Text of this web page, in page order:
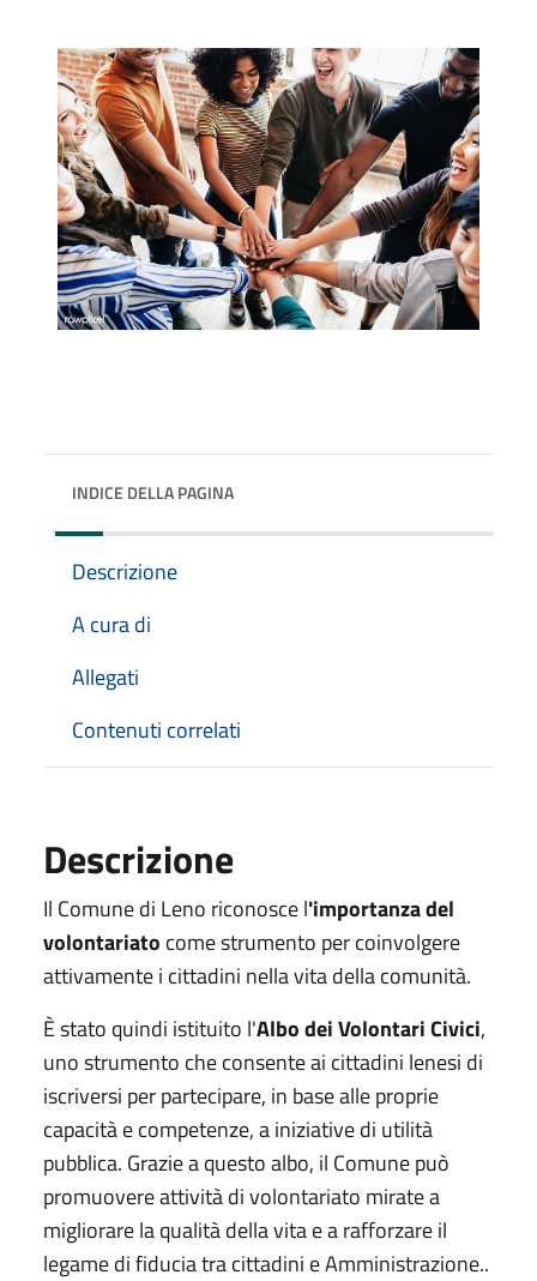
INDICE DELLA PAGINA
Descrizione
A cura di
Allegati
Contenuti correlati
Descrizione
Il Comune di Leno riconosce l'importanza del
volontariato come strumento per coinvolgere
attivamente i cittadini nella vita della comunità.
È stato quindi istituito l'Albo dei Volontari Civici,
uno strumento che consente ai cittadini lenesi di
iscriversi per partecipare, in base alle proprie
capacità e competenze, a iniziative di utilità
pubblica. Grazie a questo albo, il Comune può
promuovere attività di volontariato mirate a
migliorare la qualità della vita e a rafforzare il
legame di fiducia tra cittadini e Amministrazione..